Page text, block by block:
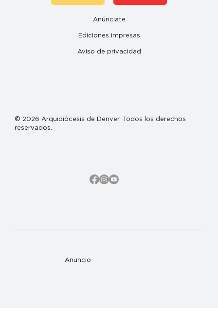
Anuncio
Anúnciate
Ediciones impresas
Aviso de privacidad
© 2026 Arquidiócesis de Denver. Todos los derechos
reservados.